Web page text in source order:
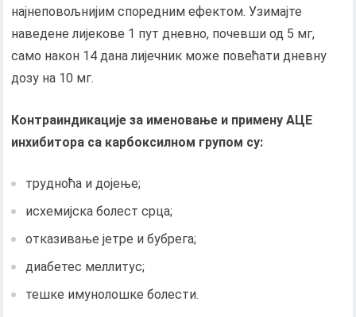
најнеповољнијим споредним ефектом. Узимајте
наведене лијекове 1 пут дневно, почевши од 5 мг,
само након 14 дана лијечник може повећати дневну
дозу на 10 мг.
Контраиндикације за именовање и примену АЦЕ
инхибитора са карбоксилном групом су:
трудноћа и дојење;
исхемијска болест срца;
отказивање јетре и бубрега;
диабетес меллитус;
тешке имунолошке болести.